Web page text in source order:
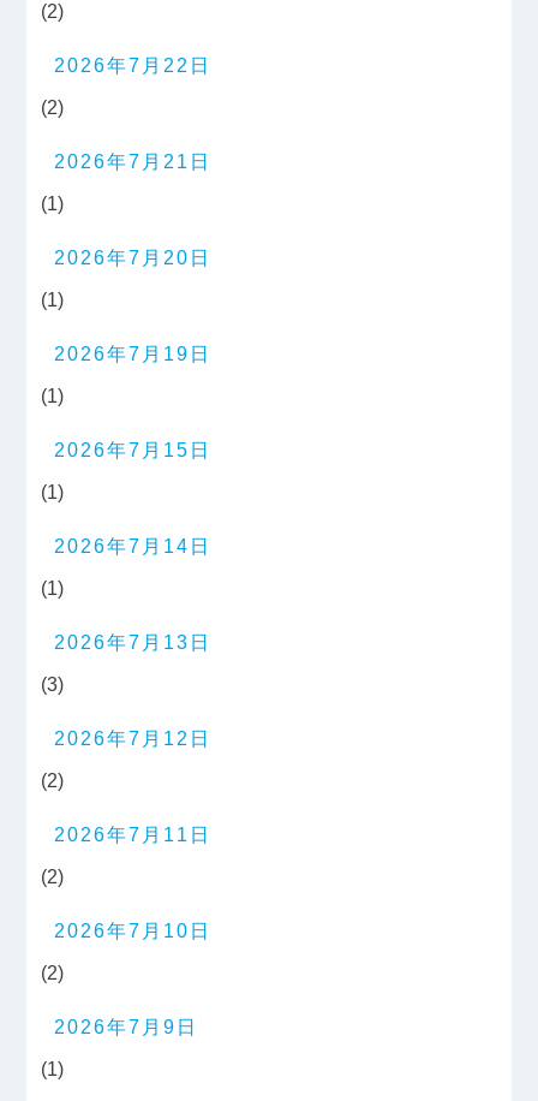
(2)
2026年7月22日
(2)
2026年7月21日
(1)
2026年7月20日
(1)
2026年7月19日
(1)
2026年7月15日
(1)
2026年7月14日
(1)
2026年7月13日
(3)
2026年7月12日
(2)
2026年7月11日
(2)
2026年7月10日
(2)
2026年7月9日
(1)